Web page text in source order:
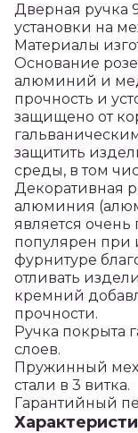
Дверная ручка
установки на
Материалы
Основание
алюминий и
прочность и
защищено от
защитить
среды, в том
Декоративная
алюминия
является
популярен при
фурнитуре
отливать
кремний
прочности.
Ручка покрыта
слоев.
Пружинный
стали в 3 витка.
Гарантийный